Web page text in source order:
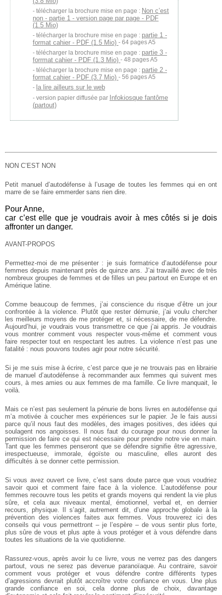
télécharger la brochure mise en page : Non c’est
non - partie 1 - version page par page - PDF
(1.5 Mio)
télécharger la brochure mise en page : partie 1 -
format cahier - PDF (1.5 Mio) - 64 pages A5
télécharger la brochure mise en page : partie 3 -
forrmat cahier - PDF (1.3 Mio) - 48 pages A5
télécharger la brochure mise en page : partie 2 -
format cahier - PDF (3.7 Mio) - 56 pages A5
la lire ailleurs sur le web
version papier diffusée par Infokiosque fantôme
(partout)
NON C’EST NON
Petit manuel d’autodéfense à l’usage de toutes les femmes qui en ont
marre de se faire emmerder sans rien dire.
Pour Anne,
car c’est elle que je voudrais avoir à mes côtés si je dois
affronter un danger.
AVANT-PROPOS
Permettez-moi de me présenter : je suis formatrice d’autodéfense pour
femmes depuis maintenant près de quinze ans. J’ai travaillé avec de très
nombreux groupes de femmes et de filles un peu partout en Europe et en
Amérique latine.
Comme beaucoup de femmes, j’ai conscience du risque d’être un jour
confrontée à la violence. Plutôt que rester démunie, j’ai voulu chercher
les meilleurs moyens de me protéger et, si nécessaire, de me défendre.
Aujourd’hui, je voudrais vous transmettre ce que j’ai appris. Je voudrais
vous montrer comment vous respecter vous-même et comment vous
faire respecter tout en respectant les autres. La violence n’est pas une
fatalité : nous pouvons toutes agir pour notre sécurité.
Si je me suis mise à écrire, c’est parce que je ne trouvais pas en librairie
de manuel d’autodéfense à recommander aux femmes qui suivent mes
cours, à mes amies ou aux femmes de ma famille. Ce livre manquait, le
voilà.
Mais ce n’est pas seulement la pénurie de bons livres en autodéfense qui
m’a motivée à coucher mes expériences sur le papier. Je le fais aussi
parce qu’il nous faut des modèles, des images positives, des idées qui
soulagent nos angoisses. Il nous faut du courage pour nous donner la
permission de faire ce qui est nécessaire pour prendre notre vie en main.
Tant que les femmes penseront que se défendre signifie être agressive,
irrespectueuse, immorale, égoïste ou masculine, elles auront des
difficultés à se donner cette permission.
Si vous avez ouvert ce livre, c’est sans doute parce que vous voudriez
savoir quoi et comment faire face à la violence. L’autodéfense pour
femmes recouvre tous les petits et grands moyens qui rendent la vie plus
sûre, et cela aux niveaux mental, émotionnel, verbal et, en dernier
recours, physique. Il s’agit, autrement dit, d’une approche globale à la
prévention des violences faites aux femmes. Vous trouverez ici des
conseils qui vous permettront – je l’espère – de vous sentir plus forte,
plus sûre de vous et plus apte à vous protéger et à vous défendre dans
toutes les situations de la vie quotidienne.
Rassurez-vous, après avoir lu ce livre, vous ne verrez pas des dangers
partout, vous ne serez pas devenue paranoïaque. Au contraire, savoir
comment vous protéger et vous défendre contre différents types
d’agressions devrait plutôt accroître votre confiance en vous. Une plus
grande confiance en soi, cela donne plus de choix, davantage